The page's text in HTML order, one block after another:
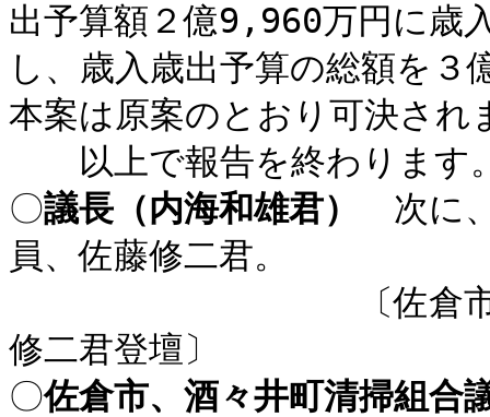
出予算額２億9,960万円に歳
し、歳入歳出予算の総額を
本案は原案のとおり可決され
以上で報告を終わります
〇議長（内海和雄君）
次に
員、佐藤修二君。
〔佐倉市、酒々井
修二君登壇〕
〇佐倉市、酒々井町清掃組合